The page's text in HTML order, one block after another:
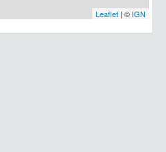
Leaflet| © IGN